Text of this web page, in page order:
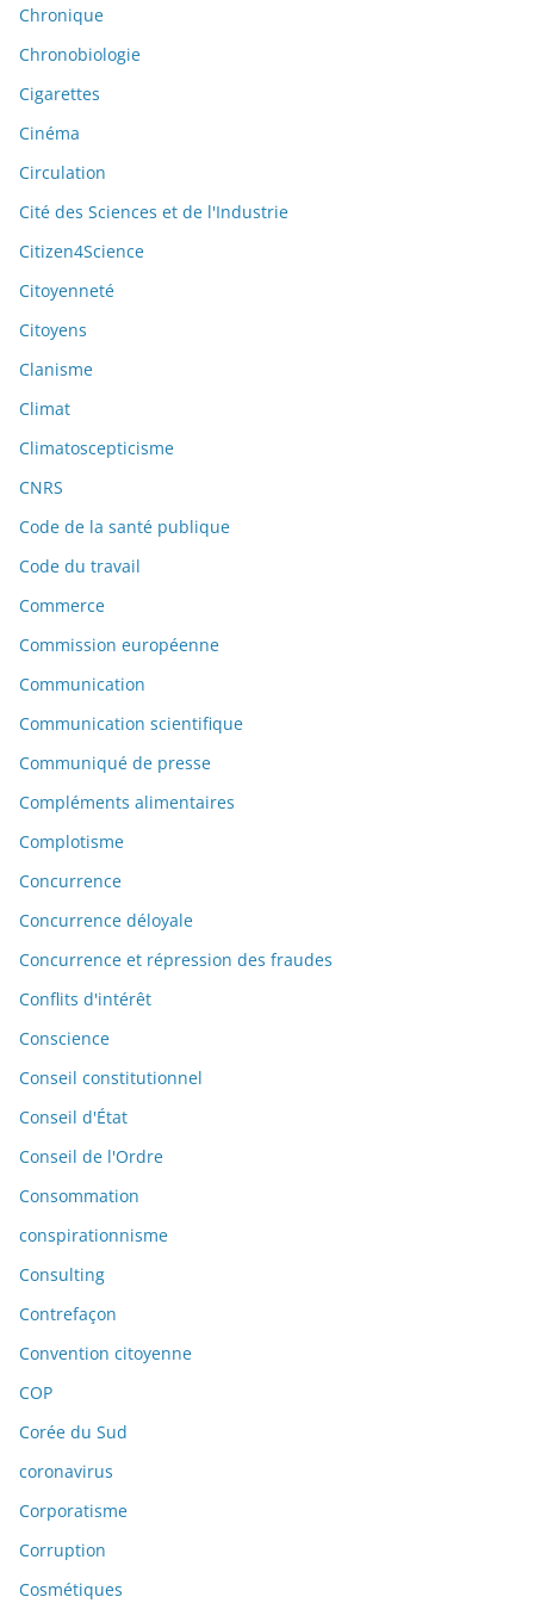
Chronique
Chronobiologie
Cigarettes
Cinéma
Circulation
Cité des Sciences et de l'Industrie
Citizen4Science
Citoyenneté
Citoyens
Clanisme
Climat
Climatoscepticisme
CNRS
Code de la santé publique
Code du travail
Commerce
Commission européenne
Communication
Communication scientifique
Communiqué de presse
Compléments alimentaires
Complotisme
Concurrence
Concurrence déloyale
Concurrence et répression des fraudes
Conflits d'intérêt
Conscience
Conseil constitutionnel
Conseil d'État
Conseil de l'Ordre
Consommation
conspirationnisme
Consulting
Contrefaçon
Convention citoyenne
COP
Corée du Sud
coronavirus
Corporatisme
Corruption
Cosmétiques